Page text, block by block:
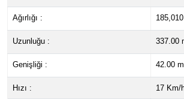
Ağırlığı : 185,010
Uzunluğu : 337.00
Genişliği : 42.00
Hızı : 17 Km/